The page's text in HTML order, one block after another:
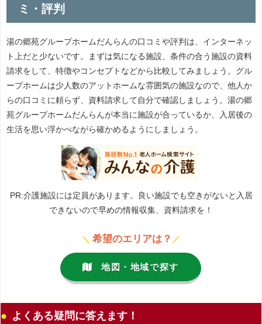
ミ・評判
湯の郷苑グループホームだんらんの口コミや評判は、インターネッ
ト上だと少ないです。まずは気になる施設、条件の合う施設の資料
請求をして、特徴やコンセプトなどから比較してみましょう。グル
ープホームは少人数のアットホームな雰囲気の施設なので、他人か
らの口コミに頼らず、資料請求して自分で確認しましょう。湯の郷
苑グループホームだんらんが本当に施設が合っているか、入居後の
生活を思い浮かべながら確かめるようにしましょう。
PR:介護施設には定員があります。良い施設でも空きがないと入居
できないので早めの情報収集、資料請求を！
＼ 希望のエリアは？ ／
地図・地域で探す
よくある疑問に答えます！